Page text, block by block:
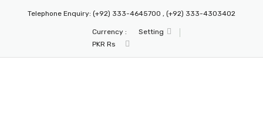
Telephone Enquiry: (+92) 333-4645700 , (+92) 333-4303402
Setting
Currency :
PKR Rs